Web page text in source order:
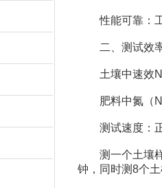
性能可靠：工
二、测试效
土壤中速效N
肥料中氮（N
测试速度：正
测一个土壤样
钟，同时测8个